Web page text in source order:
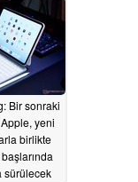
Bir sonraki
yeni
birlikte
sürülecek